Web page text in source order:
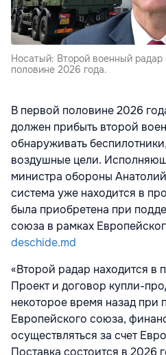
Носатый: Второй военный радар
половине 2026 года.
В первой половине 2026
должен прибыть второй
обнаруживать
воздушные цели.
министра обороны
система уже находится в
была приобретена при
союза в рамках
deschide.md
«Второй радар находится в
Проект и договор купли-
некоторое время назад при
Европейского союза,
осуществляться за счет